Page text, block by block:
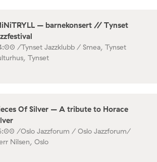
– barnekonsert // Tynset
/Tynset Jazzklubb / Smea, Tynset
Tynset
Of Silver – A tribute to Horace
/Oslo Jazzforum / Oslo Jazzforum/
Nilsen, Oslo